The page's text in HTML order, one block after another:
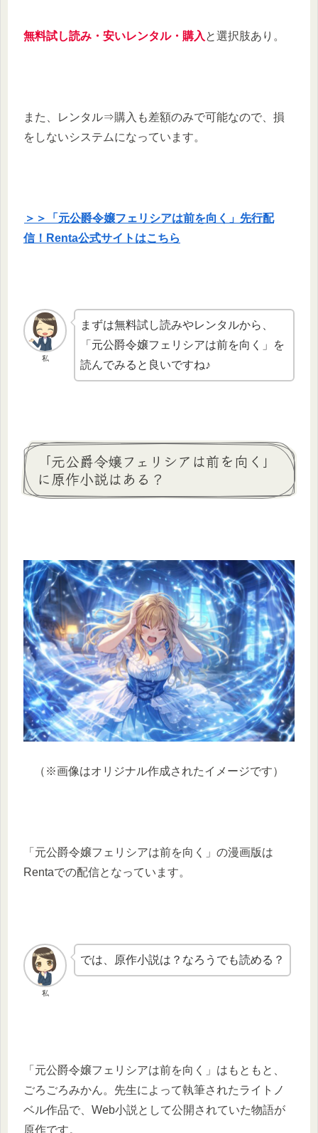
無料試し読み・安いレンタル・購入と選択肢あり。
また、レンタル⇒購入も差額のみで可能なので、損
をしないシステムになっています。
＞＞「元公爵令嬢フェリシアは前を向く」先行配
信！Renta公式サイトはこちら
私
まずは無料試し読みやレンタルから、
「元公爵令嬢フェリシアは前を向く」を
読んでみると良いですね♪
「元公爵令嬢フェリシアは前を向く」
に原作小説はある？
（※画像はオリジナル作成されたイメージです）
「元公爵令嬢フェリシアは前を向く」の漫画版は
Rentaでの配信となっています。
私
では、原作小説は？なろうでも読める？
「元公爵令嬢フェリシアは前を向く」はもともと、
ごろごろみかん。先生によって執筆されたライトノ
ベル作品で、Web小説として公開されていた物語が
原作です。